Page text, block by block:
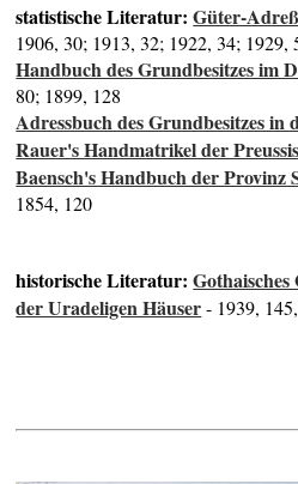
statistische Literatur:Güter-
1906, 30; 1913, 32; 1922, 34; 1929,
Handbuch des Grundbesitzes im
80; 1899, 128
Adressbuch des Grundbesitzes in
Rauer's Handmatrikel der
Baensch's Handbuch der Provinz
1854, 120
historische Literatur:Gothaisches
der Uradeligen Häuser- 1939,